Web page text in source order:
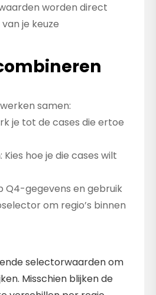
worden direct
je keuze
samen:
je tot de cases die ertoe
: Kies hoe je die cases wilt
Q4-gegevens en gebruik
om regio’s binnen
selectorwaarden om
Misschien blijken de